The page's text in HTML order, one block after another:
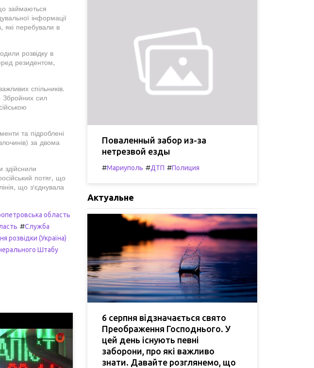
займаються
інформації
які перебували в
розвідку в
резидентом,
спільників.
Збройних сил
та підроблені
за двома
здійснили
потяг, що
що з'єднувала
область
#Служба
розвідки (Україна)
Штабу
Поваленный забор из-за
нетрезвой езды
#Мариуполь #ДТП #Полиция
Актуальне
6 серпня відзначається свято
Преображення Господнього. У
цей день існують певні
заборони, про які важливо
знати. Давайте розглянемо, що